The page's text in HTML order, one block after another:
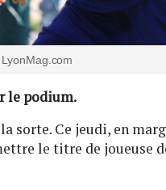
le podium.
sorte. Ce jeudi, en
le titre de joueuse